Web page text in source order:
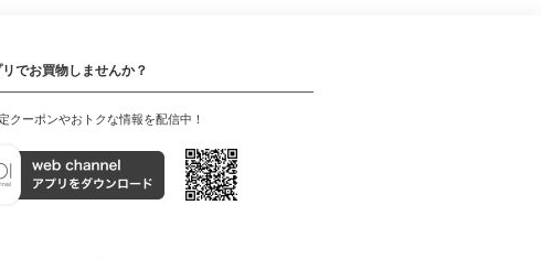
でお買物しませんか？
クーポンやおトクな情報を配信中！